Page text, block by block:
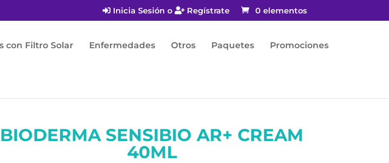
Inicia Sesión o Regístrate 0 elementos
con Filtro Solar Enfermedades Otros Paquetes Promociones
BIODERMA SENSIBIO AR+ CREAM
40ML